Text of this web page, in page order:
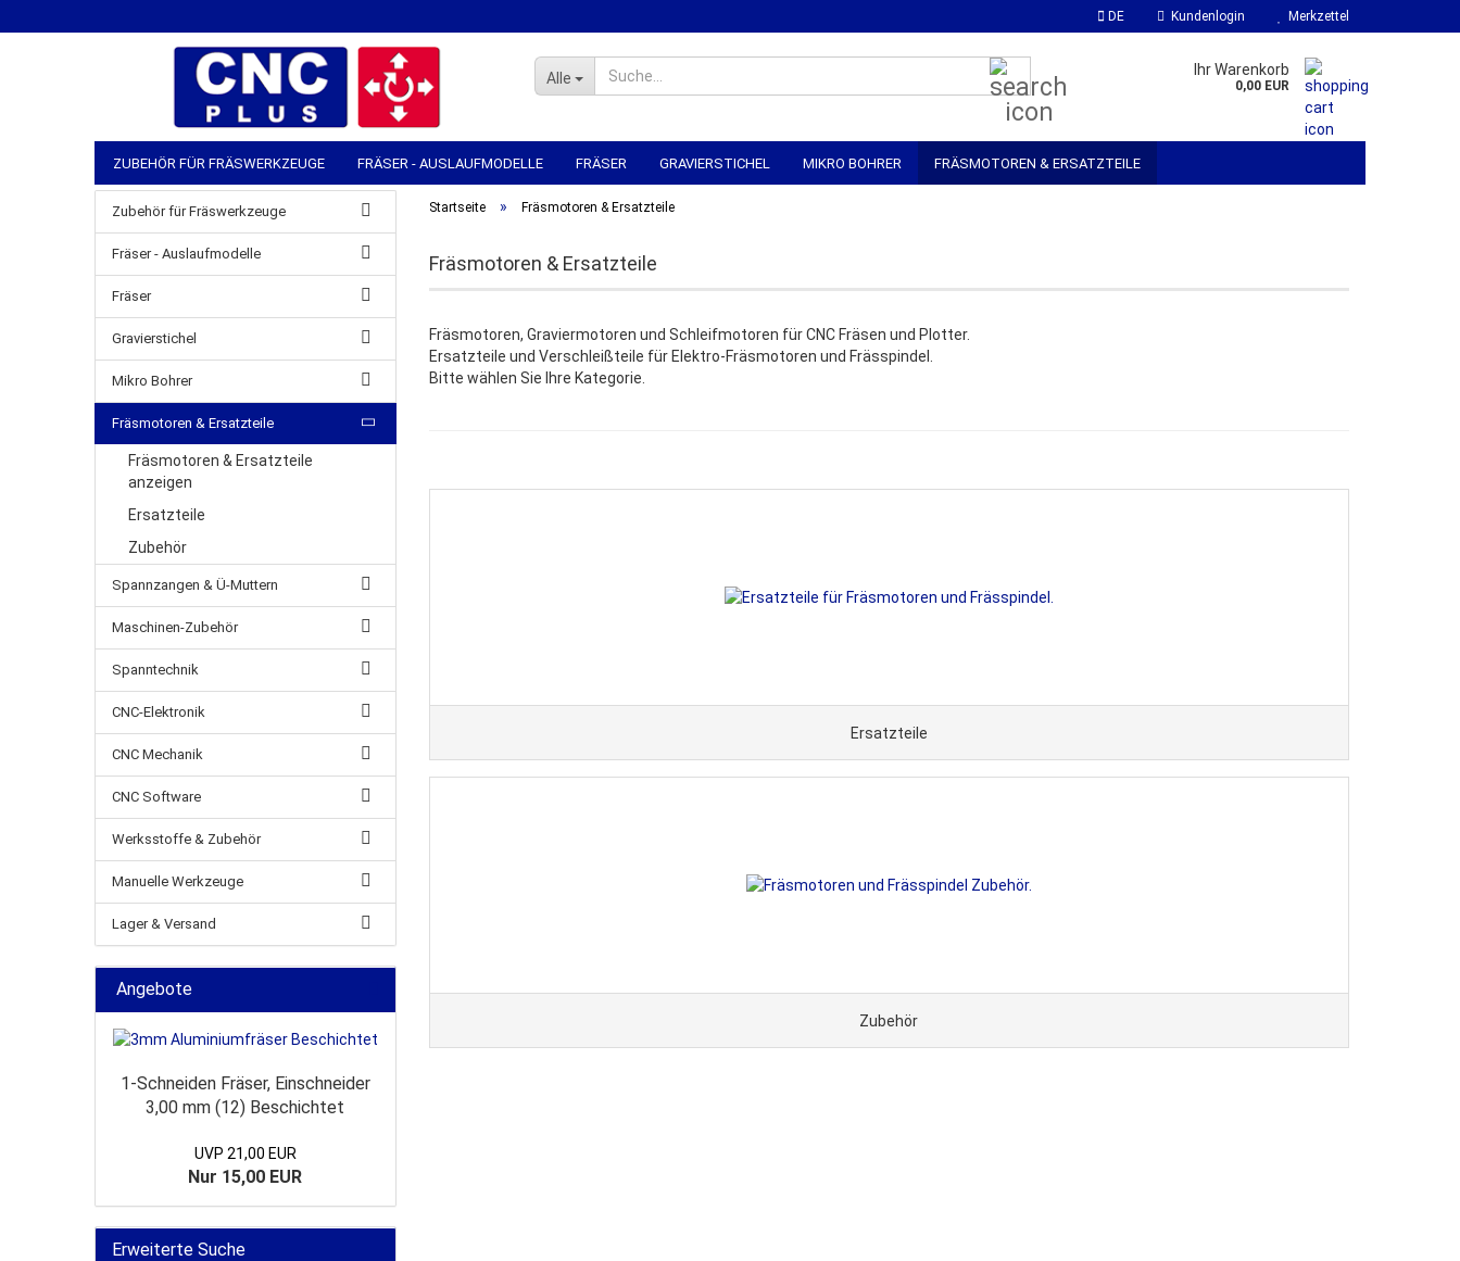
DE Kundenlogin Merkzettel
Alle Ihr Warenkorb
0,00 EUR
ZUBEHÖR FÜR FRÄSWERKZEUGE FRÄSER - AUSLAUFMODELLE FRÄSER GRAVIERSTICHEL MIKRO BOHRER FRÄSMOTOREN & ERSATZTEILE
SPANNZANGEN & Ü-MUTTERN MASCHINEN-ZUBEHÖR SPANNTECHNIK CNC-ELEKTRONIK
MANUELLE WERKZEUGE LAGER & VERSAND
Startseite » Fräsmotoren & Ersatzteile
Fräsmotoren & Ersatzteile
Fräsmotoren, Graviermotoren und Schleifmotoren für CNC Fräsen und Plotter.
Ersatzteile und Verschleißteile für Elektro-Fräsmotoren und Frässpindel.
Bitte wählen Sie Ihre Kategorie.
Ersatzteile
Zubehör
Zubehör für Fräswerkzeuge
Fräser - Auslaufmodelle
Fräser
Gravierstichel
Mikro Bohrer
Fräsmotoren & Ersatzteile
Fräsmotoren & Ersatzteile
anzeigen
Ersatzteile
Zubehör
Spannzangen & Ü-Muttern
Maschinen-Zubehör
Spanntechnik
CNC-Elektronik
CNC Mechanik
CNC Software
Werksstoffe & Zubehör
Manuelle Werkzeuge
Lager & Versand
Angebote
1-Schneiden Fräser, Einschneider
3,00 mm (12) Beschichtet
UVP 21,00 EUR
Nur 15,00 EUR
Erweiterte Suche